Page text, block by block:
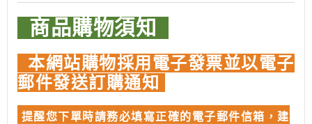
商品購物須知
本網站購物採用電子發票並以電子
郵件發送訂購通知
提醒您下單時請務必填寫正確的電子郵件信箱，建